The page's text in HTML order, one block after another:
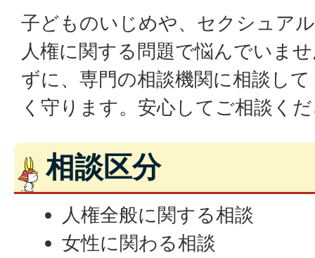
子どものいじめや、セクシュア
人権に関する問題で悩んでいま
ずに、専門の相談機関に相談し
く守ります。安心してご相談く
相談区分
人権全般に関する相談
女性に関わる相談